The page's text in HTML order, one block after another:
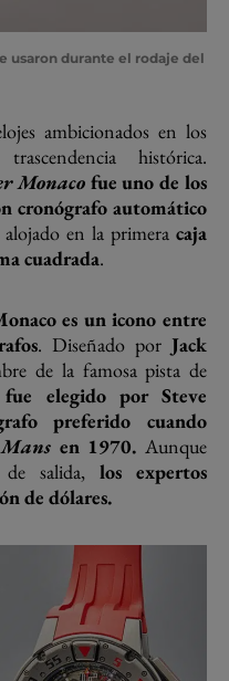
usaron durante el rodaje del
ambicionados en los
histórica.
Monacofue uno de los
cronógrafo automático
en la primera caja
cuadrada.
es un icono entre
. Diseñado por Jack
de la famosa pista de
fue elegido por Steve
preferido cuando
en 1970. Aunque
de salida,los expertos
de dólares.